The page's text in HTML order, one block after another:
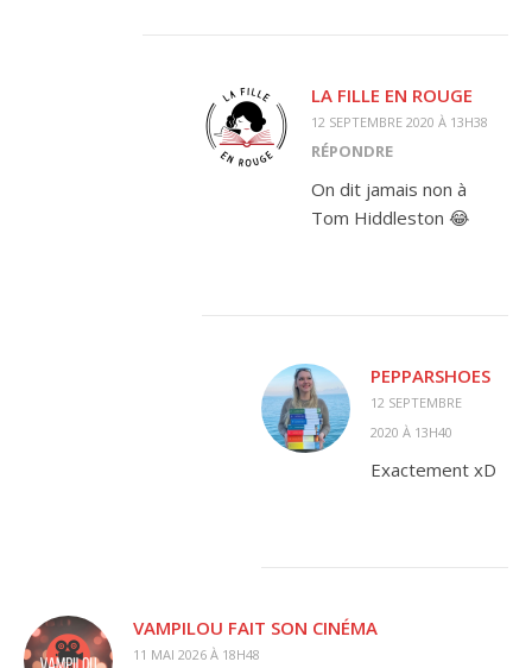
LA FILLE EN ROUGE
12 SEPTEMBRE 2020 À 13H38
RÉPONDRE
On dit jamais non à
Tom Hiddleston 😂
PEPPARSHOES
12 SEPTEMBRE
2020 À 13H40
Exactement xD
VAMPILOU FAIT SON CINÉMA
11 MAI 2026 À 18H48